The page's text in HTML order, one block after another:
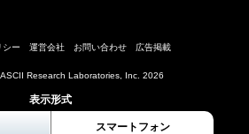
シー 運営会社 お問い合わせ 広告掲載
Research Laboratories, Inc. 2026
表示形式
スマートフォン